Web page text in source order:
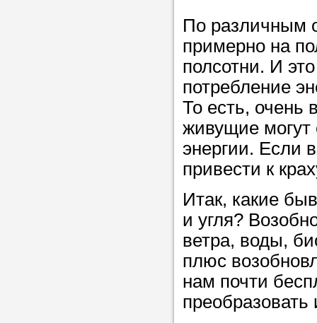
советам,
репетитора
Совет 1.
упростить
достаточно
нам, и
репетитора,
максимально
ваши
Мы
По различным
примерно на
полсотни. И
потребление
То есть, очень
живущие могут
энергии. Если
привести к
Итак, какие
и угля?
ветра, воды,
плюс
нам почти
преобразовать